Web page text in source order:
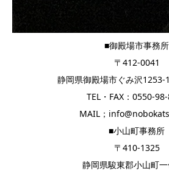
■御殿場市事務所
〒412-0041
静岡県御殿場市ぐみ沢1253-
TEL・FAX：0550-
MAIL；
■小山町事務所
〒410-1325
静岡県駿東郡小山町